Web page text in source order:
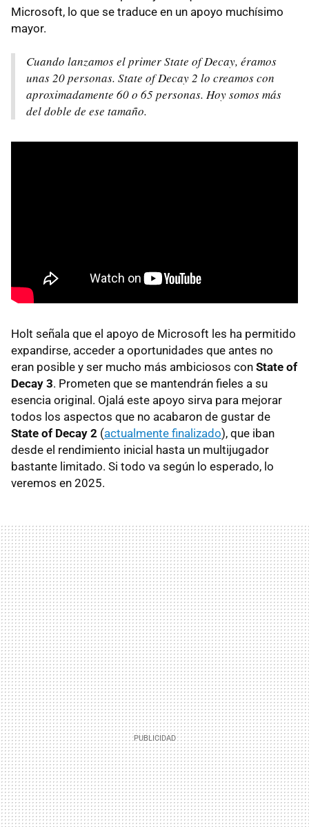
Microsoft, lo que se traduce en un apoyo muchísimo
mayor.
Cuando lanzamos el primer State of Decay, éramos
unas 20 personas. State of Decay 2 lo creamos con
aproximadamente 60 o 65 personas. Hoy somos más
del doble de ese tamaño.
Holt señala que el apoyo de Microsoft les ha permitido
expandirse, acceder a oportunidades que antes no
eran posible y ser mucho más ambiciosos con State of
Decay 3. Prometen que se mantendrán fieles a su
esencia original. Ojalá este apoyo sirva para mejorar
todos los aspectos que no acabaron de gustar de
State of Decay 2 (actualmente finalizado), que iban
desde el rendimiento inicial hasta un multijugador
bastante limitado. Si todo va según lo esperado, lo
veremos en 2025.